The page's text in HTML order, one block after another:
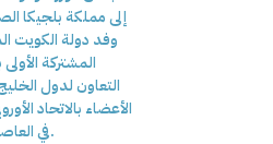
إلى مملكة بلجيكا
وفد دولة الكويت
المشتركة
التعاون لدول
الأعضاء بالاتحاد
في العاصمة بروكسل غدا.